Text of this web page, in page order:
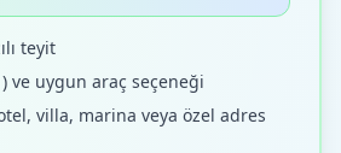
teyit
ve uygun araç seçeneği
villa, marina veya özel adres